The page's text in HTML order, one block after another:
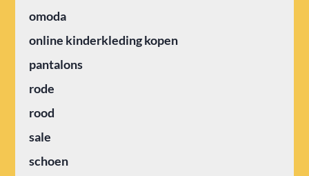
omoda
online kinderkleding kopen
pantalons
rode
rood
sale
schoen